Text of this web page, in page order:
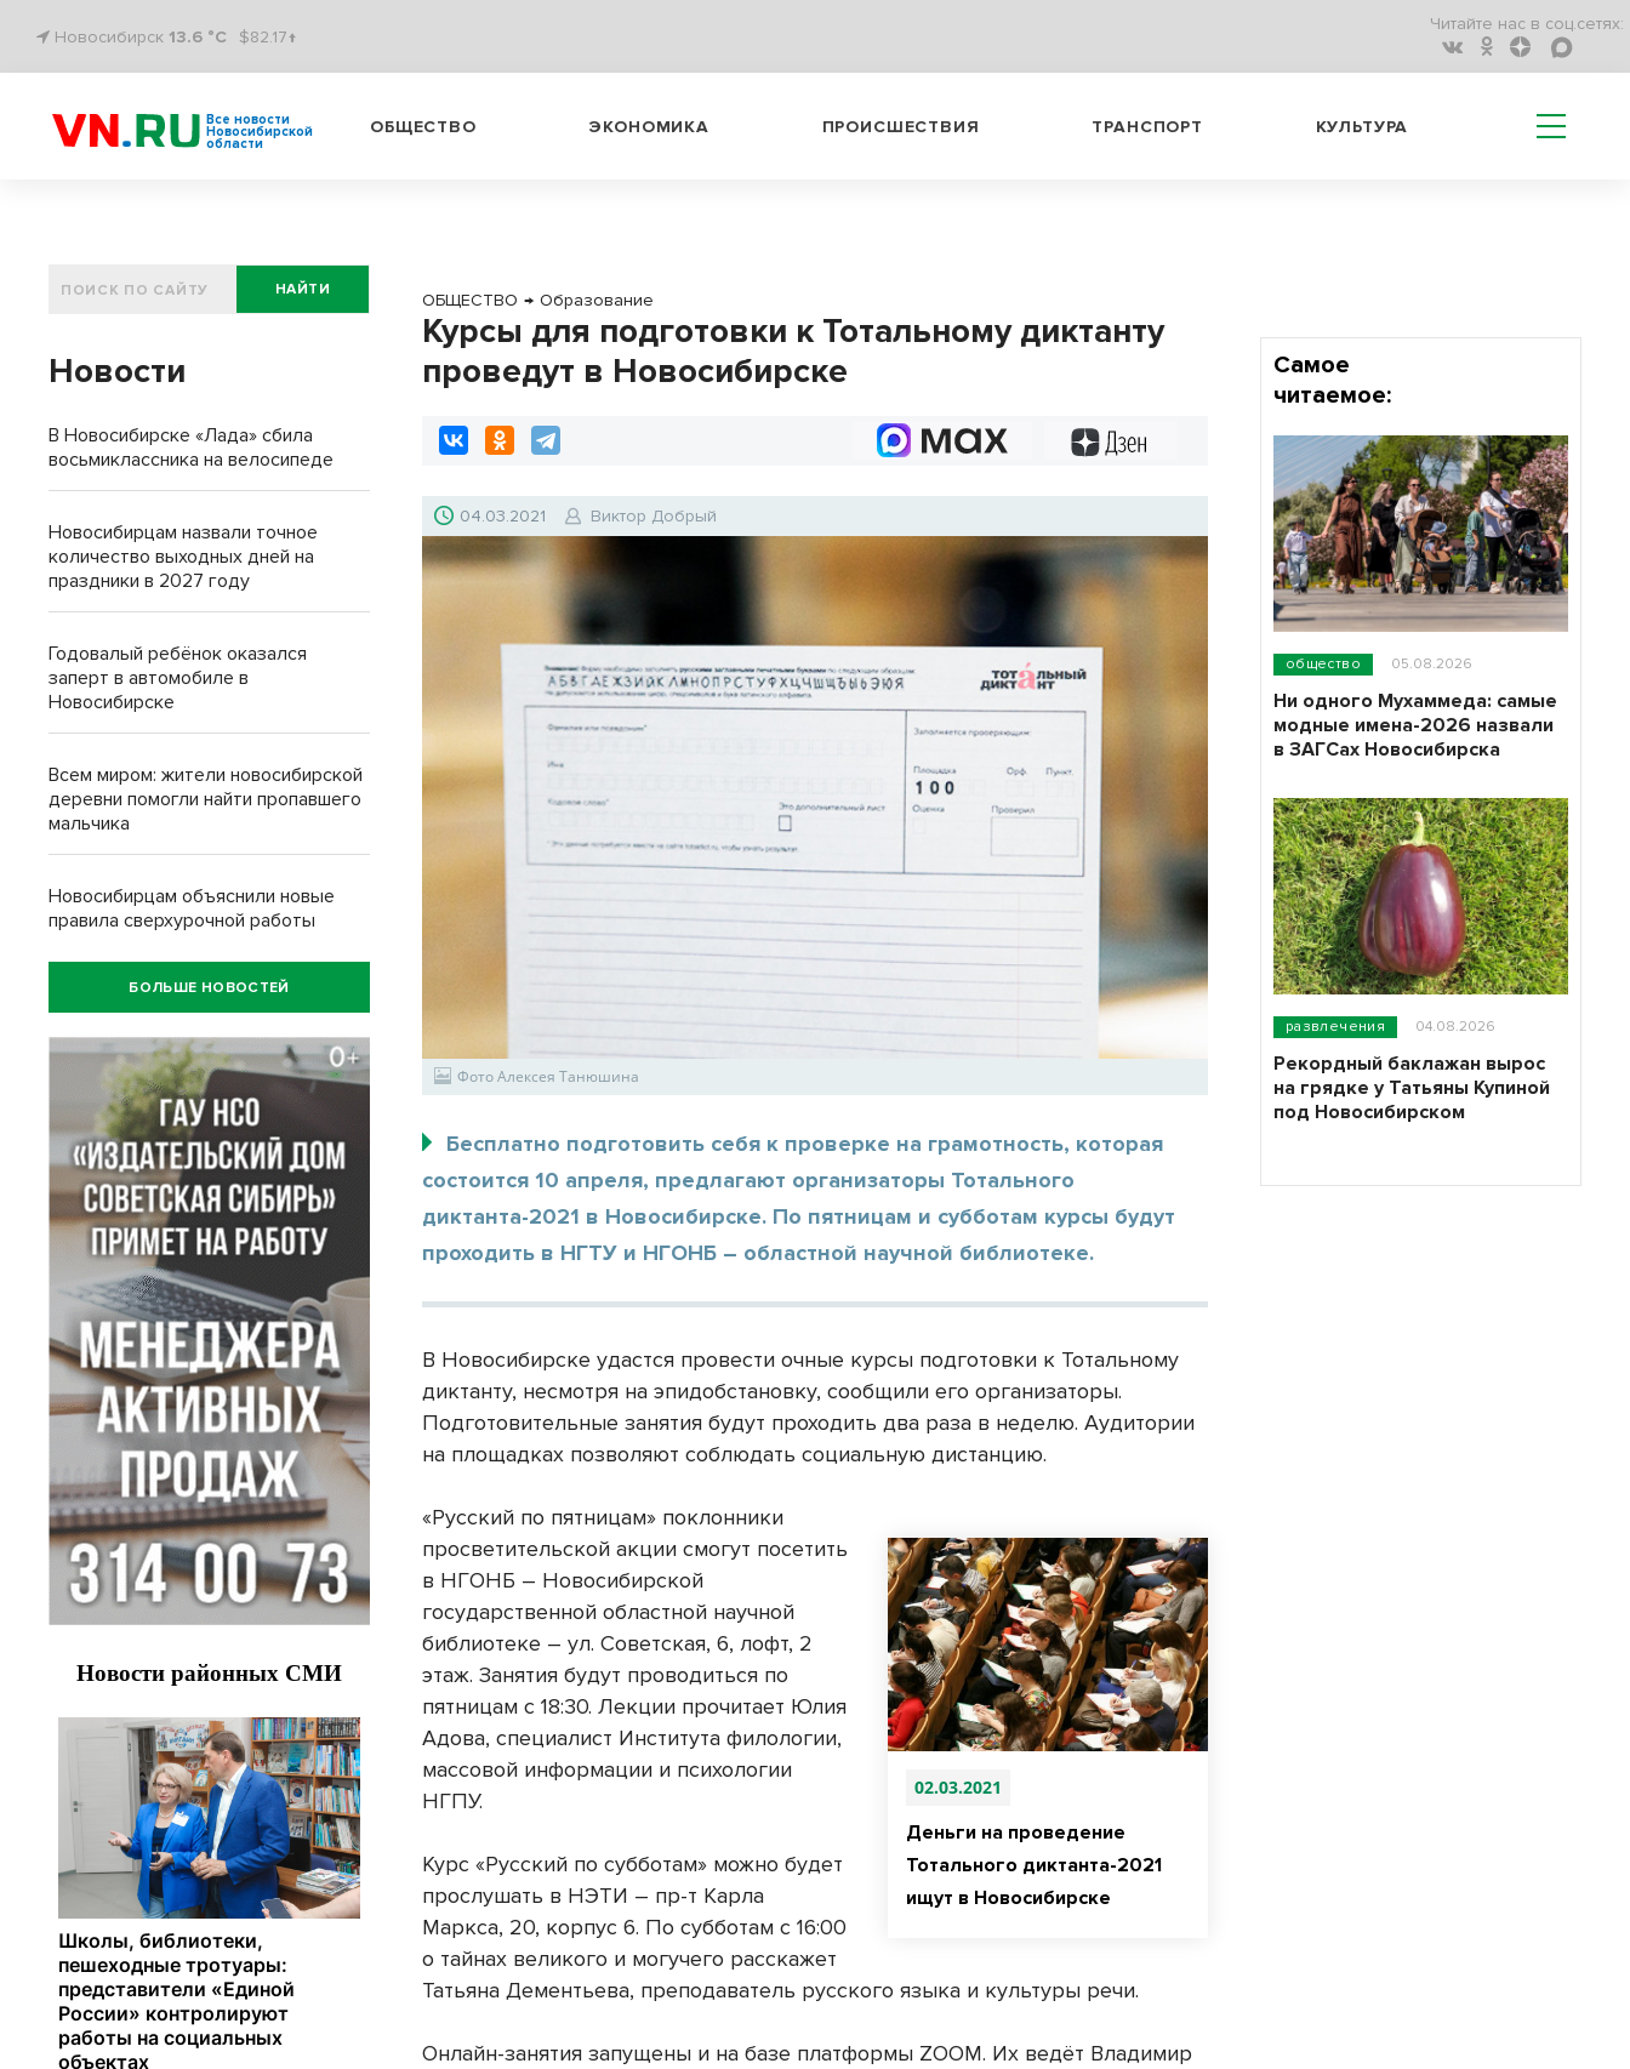
Новосибирск 13.6 °C $82.17↑
Читайте нас в соц.сетях:
Все новости
Новосибирской
области
ОБЩЕСТВО ЭКОНОМИКА ПРОИСШЕСТВИЯ ТРАНСПОРТ КУЛЬТУРА
ОБЩЕСТВО → Образование
Курсы для подготовки к Тотальному диктанту
проведут в Новосибирске
04.03.2021 Виктор Добрый
Фото Алексея Танюшина
Бесплатно подготовить себя к проверке на грамотность, которая
состоится 10 апреля, предлагают организаторы Тотального
диктанта-2021 в Новосибирске. По пятницам и субботам курсы будут
проходить в НГТУ и НГОНБ – областной научной библиотеке.
В Новосибирске удастся провести очные курсы подготовки к Тотальному
диктанту, несмотря на эпидобстановку, сообщили его организаторы.
Подготовительные занятия будут проходить два раза в неделю. Аудитории
на площадках позволяют соблюдать социальную дистанцию.
02.03.2021
Деньги на проведение
Тотального диктанта-2021
ищут в Новосибирске
«Русский по пятницам» поклонники
просветительской акции смогут посетить
в НГОНБ – Новосибирской
государственной областной научной
библиотеке – ул. Советская, 6, лофт, 2
этаж. Занятия будут проводиться по
пятницам с 18:30. Лекции прочитает Юлия
Адова, специалист Института филологии,
массовой информации и психологии
НГПУ.
Курс «Русский по субботам» можно будет
прослушать в НЭТИ – пр-т Карла
Маркса, 20, корпус 6. По субботам с 16:00
о тайнах великого и могучего расскажет
Татьяна Дементьева, преподаватель русского языка и культуры речи.
Онлайн-занятия запущены и на базе платформы ZOOM. Их ведёт Владимир
НАЙТИ
Новости
В Новосибирске «Лада» сбила
восьмиклассника на велосипеде
Новосибирцам назвали точное
количество выходных дней на
праздники в 2027 году
Годовалый ребёнок оказался
заперт в автомобиле в
Новосибирске
Всем миром: жители новосибирской
деревни помогли найти пропавшего
мальчика
Новосибирцам объяснили новые
правила сверхурочной работы
БОЛЬШЕ НОВОСТЕЙ
Самое
читаемое:
общество 05.08.2026
Ни одного Мухаммеда: самые
модные имена-2026 назвали
в ЗАГСах Новосибирска
развлечения 04.08.2026
Рекордный баклажан вырос
на грядке у Татьяны Купиной
под Новосибирском